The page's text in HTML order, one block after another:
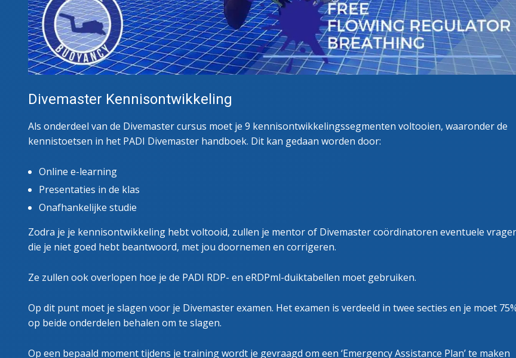
Divemaster Kennisontwikkeling
Als onderdeel van de Divemaster cursus moet je 9 kennisontwikkelingssegmenten voltooien, waaronder de
kennistoetsen in het PADI Divemaster handboek. Dit kan gedaan worden door:
Online e-learning
Presentaties in de klas
Onafhankelijke studie
Zodra je je kennisontwikkeling hebt voltooid, zullen je mentor of Divemaster coördinatoren eventuele
die je niet goed hebt beantwoord, met jou doornemen en corrigeren.
Ze zullen ook overlopen hoe je de PADI RDP- en eRDPml-duiktabellen moet gebruiken.
Op dit punt moet je slagen voor je Divemaster examen. Het examen is verdeeld in twee secties en je moet
op beide onderdelen behalen om te slagen.
Op een bepaald moment tijdens je training wordt je gevraagd om een ‘Emergency Assistance Plan’ te maken